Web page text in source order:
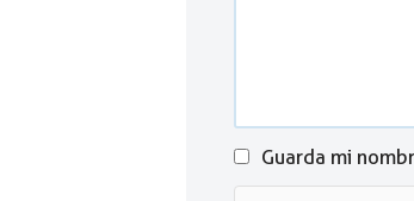
Guarda mi